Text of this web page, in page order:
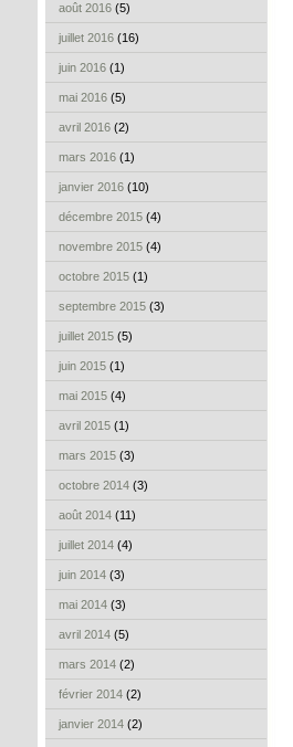
août 2016 (5)
juillet 2016 (16)
juin 2016 (1)
mai 2016 (5)
avril 2016 (2)
mars 2016 (1)
janvier 2016 (10)
décembre 2015 (4)
novembre 2015 (4)
octobre 2015 (1)
septembre 2015 (3)
juillet 2015 (5)
juin 2015 (1)
mai 2015 (4)
avril 2015 (1)
mars 2015 (3)
octobre 2014 (3)
août 2014 (11)
juillet 2014 (4)
juin 2014 (3)
mai 2014 (3)
avril 2014 (5)
mars 2014 (2)
février 2014 (2)
janvier 2014 (2)